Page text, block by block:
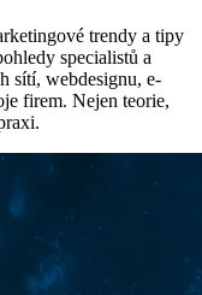
trendy a tipy
specialistů a
sítí, webdesignu, e-
firem. Nejen teorie,